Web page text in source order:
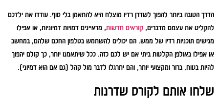
הדרך הטובה ביותר להפוך לשדרן רדיו מוצלח היא להתאמן בלי סוף. עודדו את ילדכם
להקליט את עצמם מדברים, קוראים חדשות, מראיינים דמויות דמיוניות, או אפילו
מגישים תוכניות רדיו של ממש. הם יכולים להשתמש בטלפון החכם שלהם, במחשב
או אפילו באולפן הקלטות ביתי אם יש לכם כזה. ככל שיתאמנו יותר, כך קולם יהפוך
להיות בטוח, ברור ומקצועי יותר, והם יתרגלו לדבר מול קהל (גם אם הוא דמיוני).
שלחו אותם לקורס שדרנות